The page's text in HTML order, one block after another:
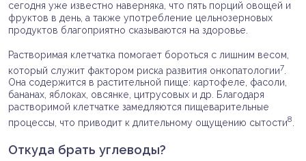
сегодня уже известно наверняка, что пять порций овощей и
фруктов в день, а также употребление цельнозерновых
продуктов благоприятно сказываются на здоровье.
Растворимая клетчатка помогает бороться с лишним весом,
который служит фактором риска развития онкопатологии7
Она содержится в растительной пище: картофеле, фасоли,
бананах, яблоках, овсянке, цитрусовых и др. Благодаря
растворимой клетчатке замедляются пищеварительные
процессы, что приводит к длительному ощущению сытости8
Откуда брать углеводы?